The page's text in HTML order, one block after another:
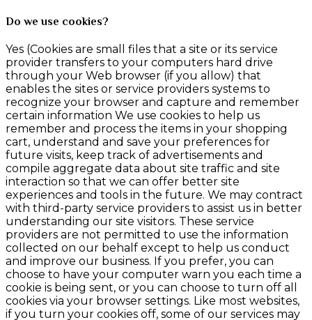
Do we use cookies?
Yes (Cookies are small files that a site or its service
provider transfers to your computers hard drive
through your Web browser (if you allow) that
enables the sites or service providers systems to
recognize your browser and capture and remember
certain information We use cookies to help us
remember and process the items in your shopping
cart, understand and save your preferences for
future visits, keep track of advertisements and
compile aggregate data about site traffic and site
interaction so that we can offer better site
experiences and tools in the future. We may contract
with third-party service providers to assist us in better
understanding our site visitors. These service
providers are not permitted to use the information
collected on our behalf except to help us conduct
and improve our business. If you prefer, you can
choose to have your computer warn you each time a
cookie is being sent, or you can choose to turn off all
cookies via your browser settings. Like most websites,
if you turn your cookies off, some of our services may